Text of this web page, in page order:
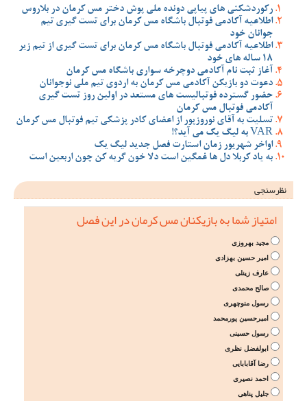
رکوردشکنی های پیاپی دونده ملی پوش دختر مس کرمان در بلاروس
اطلاعیه آکادمی فوتبال باشگاه مس کرمان برای تست گیری تیم
جوانان خود
اطلاعیه آکادمی فوتبال باشگاه مس کرمان برای تست گیری از تیم زیر
18 ساله های خود
آغاز ثبت نام آکادمی دوچرخه سواری باشگاه مس کرمان
دعوت دو بازیکن آکادمی مس کرمان به اردوی تیم ملی نوجوانان
حضور گسترده فوتبالیست های مستعد در اولین روز تست گیری
آکادمی فوتبال مس کرمان
تسلیت به آقای نوروزپور از اعضای کادر پزشکی تیم فوتبال مس کرمان
VAR به لیگ یک می آید؟!
اواخر شهریور زمان استارت فصل جدید لیگ یک
به یاد کربلا دل ها غمگین است دلا خون گریه کن چون اربعین است
نظرسنجی
امتیاز شما به بازیکنان مس کرمان در این فصل
مجید بهروزی
امیر حسین بهزادی
عارف زینلی
صالح محمدی
رسول منوچهری
امیرحسین پورمحمد
رسول حسینی
ابولفضل نظری
رضا آقابابایی
احمد نصیری
جلیل پناهی